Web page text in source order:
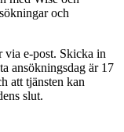
och
via e-post. Skicka in
ansökningsdag är 17
att tjänsten kan
slut.